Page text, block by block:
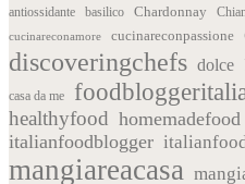
antiossidante basilico Chardonnay
cucinareconamore cucinareconpassione
discoveringchefs dolce
casa da me
healthyfood homemadefood
italianfoodblogger
mangiareacasa